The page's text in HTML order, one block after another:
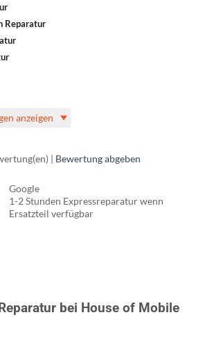
Reparatur
anzeigen
| Bewertung abgeben
Google
1-2 Stunden Expressreparatur wenn
Ersatzteil verfügbar
bei House of Mobile